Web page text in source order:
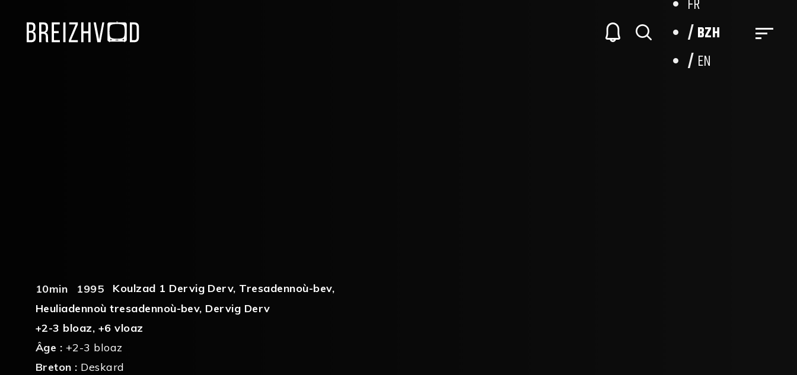
FR
BZH
EN
10min 1995 Koulzad 1 Dervig Derv, Tresadennoù-bev,
Heuliadennoù tresadennoù-bev, Dervig Derv
+2-3 bloaz, +6 vloaz
Âge : +2-3 bloaz
Breton : Deskard